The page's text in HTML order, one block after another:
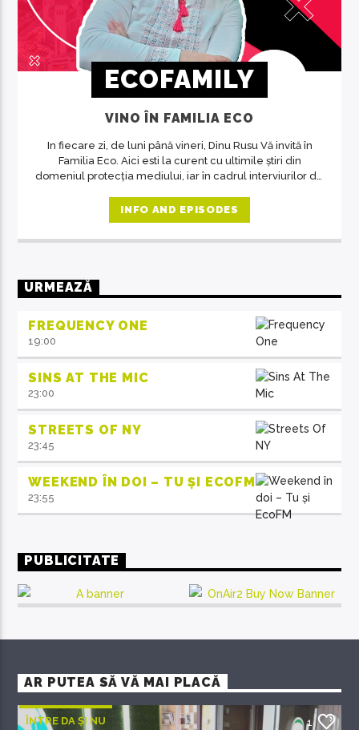
ECOFAMILY
VINO ÎN FAMILIA ECO
In fiecare zi, de luni până vineri, Dinu Rusu Vă invită în
Familia Eco. Aici esti la curent cu ultimile știri din
domeniul protecția mediului, iar în cadrul interviurilor de
familie.
INFO AND EPISODES
URMEAZĂ
FREQUENCY ONE
19:00
SINS AT THE MIC
23:00
STREETS OF NY
23:45
WEEKEND ÎN DOI – TU ȘI ECOFM
23:55
PUBLICITATE
AR PUTEA SĂ VĂ MAI PLACĂ
ÎNTRE DA ȘI NU 1